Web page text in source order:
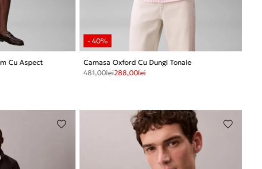
Cu Aspect
Camasa Oxford Cu Dungi Tonale
481,00lei288,00lei